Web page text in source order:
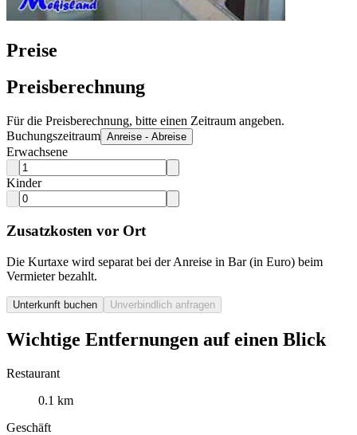
Preise
Preisberechnung
Für die Preisberechnung, bitte einen Zeitraum angeben.
Buchungszeitraum Anreise - Abreise
Erwachsene
Kinder
Zusatzkosten vor Ort
Die Kurtaxe wird separat bei der Anreise in Bar (in Euro) beim
Vermieter bezahlt.
Unterkunft buchen Unverbindlich anfragen
Wichtige Entfernungen auf einen Blick
Restaurant
0.1 km
Geschäft